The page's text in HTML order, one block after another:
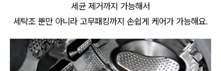
세균 제거까지 가능해서
세탁조 뿐만 아니라 고무패킹까지 손쉽게 케어가 가능해요.